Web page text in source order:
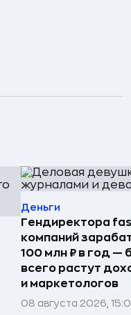
Деньги
Гендиректора
компаний
100 млн ₽ в год —
всего растут
и маркетологов
08 августа 2026,